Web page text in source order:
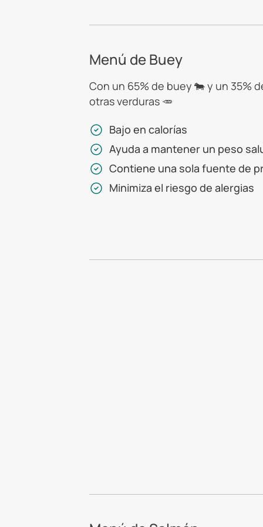
Menú de Buey
Con un 65% de buey 🐄 y un 35%
otras verduras 🥕
Bajo en calorías
Ayuda a mantener un peso
Contiene una sola fuente de
Minimiza el riesgo de alergias